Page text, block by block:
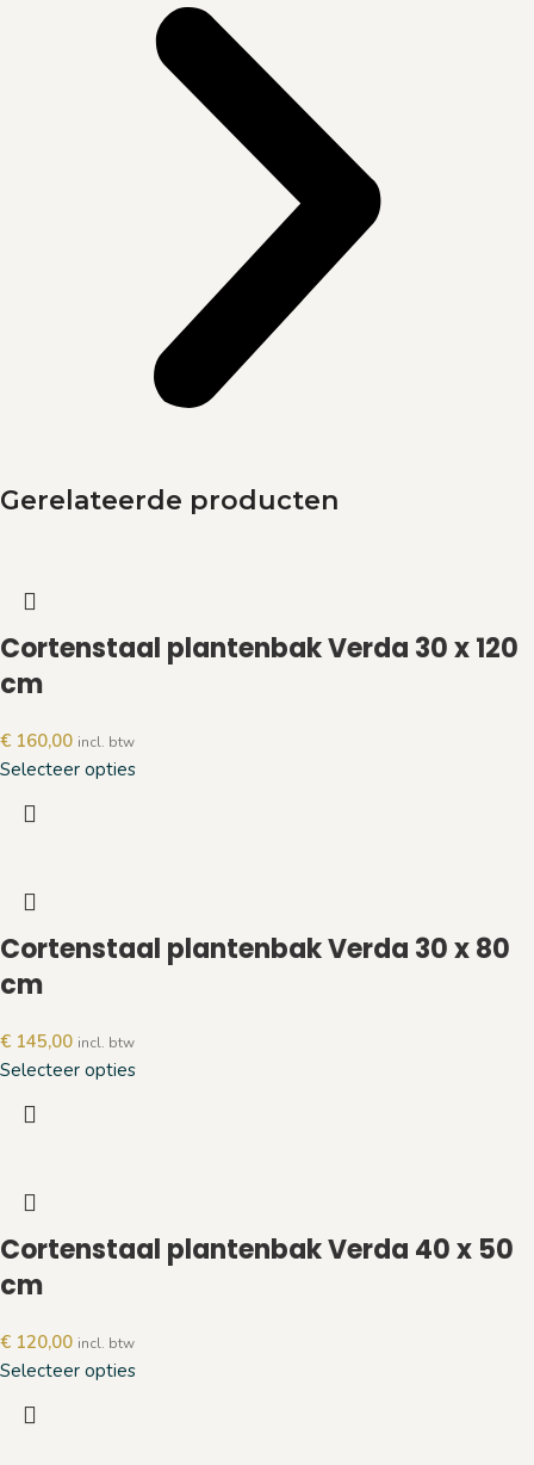
Gerelateerde producten
Cortenstaal plantenbak Verda 30 x 120
cm
€ 160,00 incl. btw
Selecteer opties
Cortenstaal plantenbak Verda 30 x 80
cm
€ 145,00 incl. btw
Selecteer opties
Cortenstaal plantenbak Verda 40 x 50
cm
€ 120,00 incl. btw
Selecteer opties